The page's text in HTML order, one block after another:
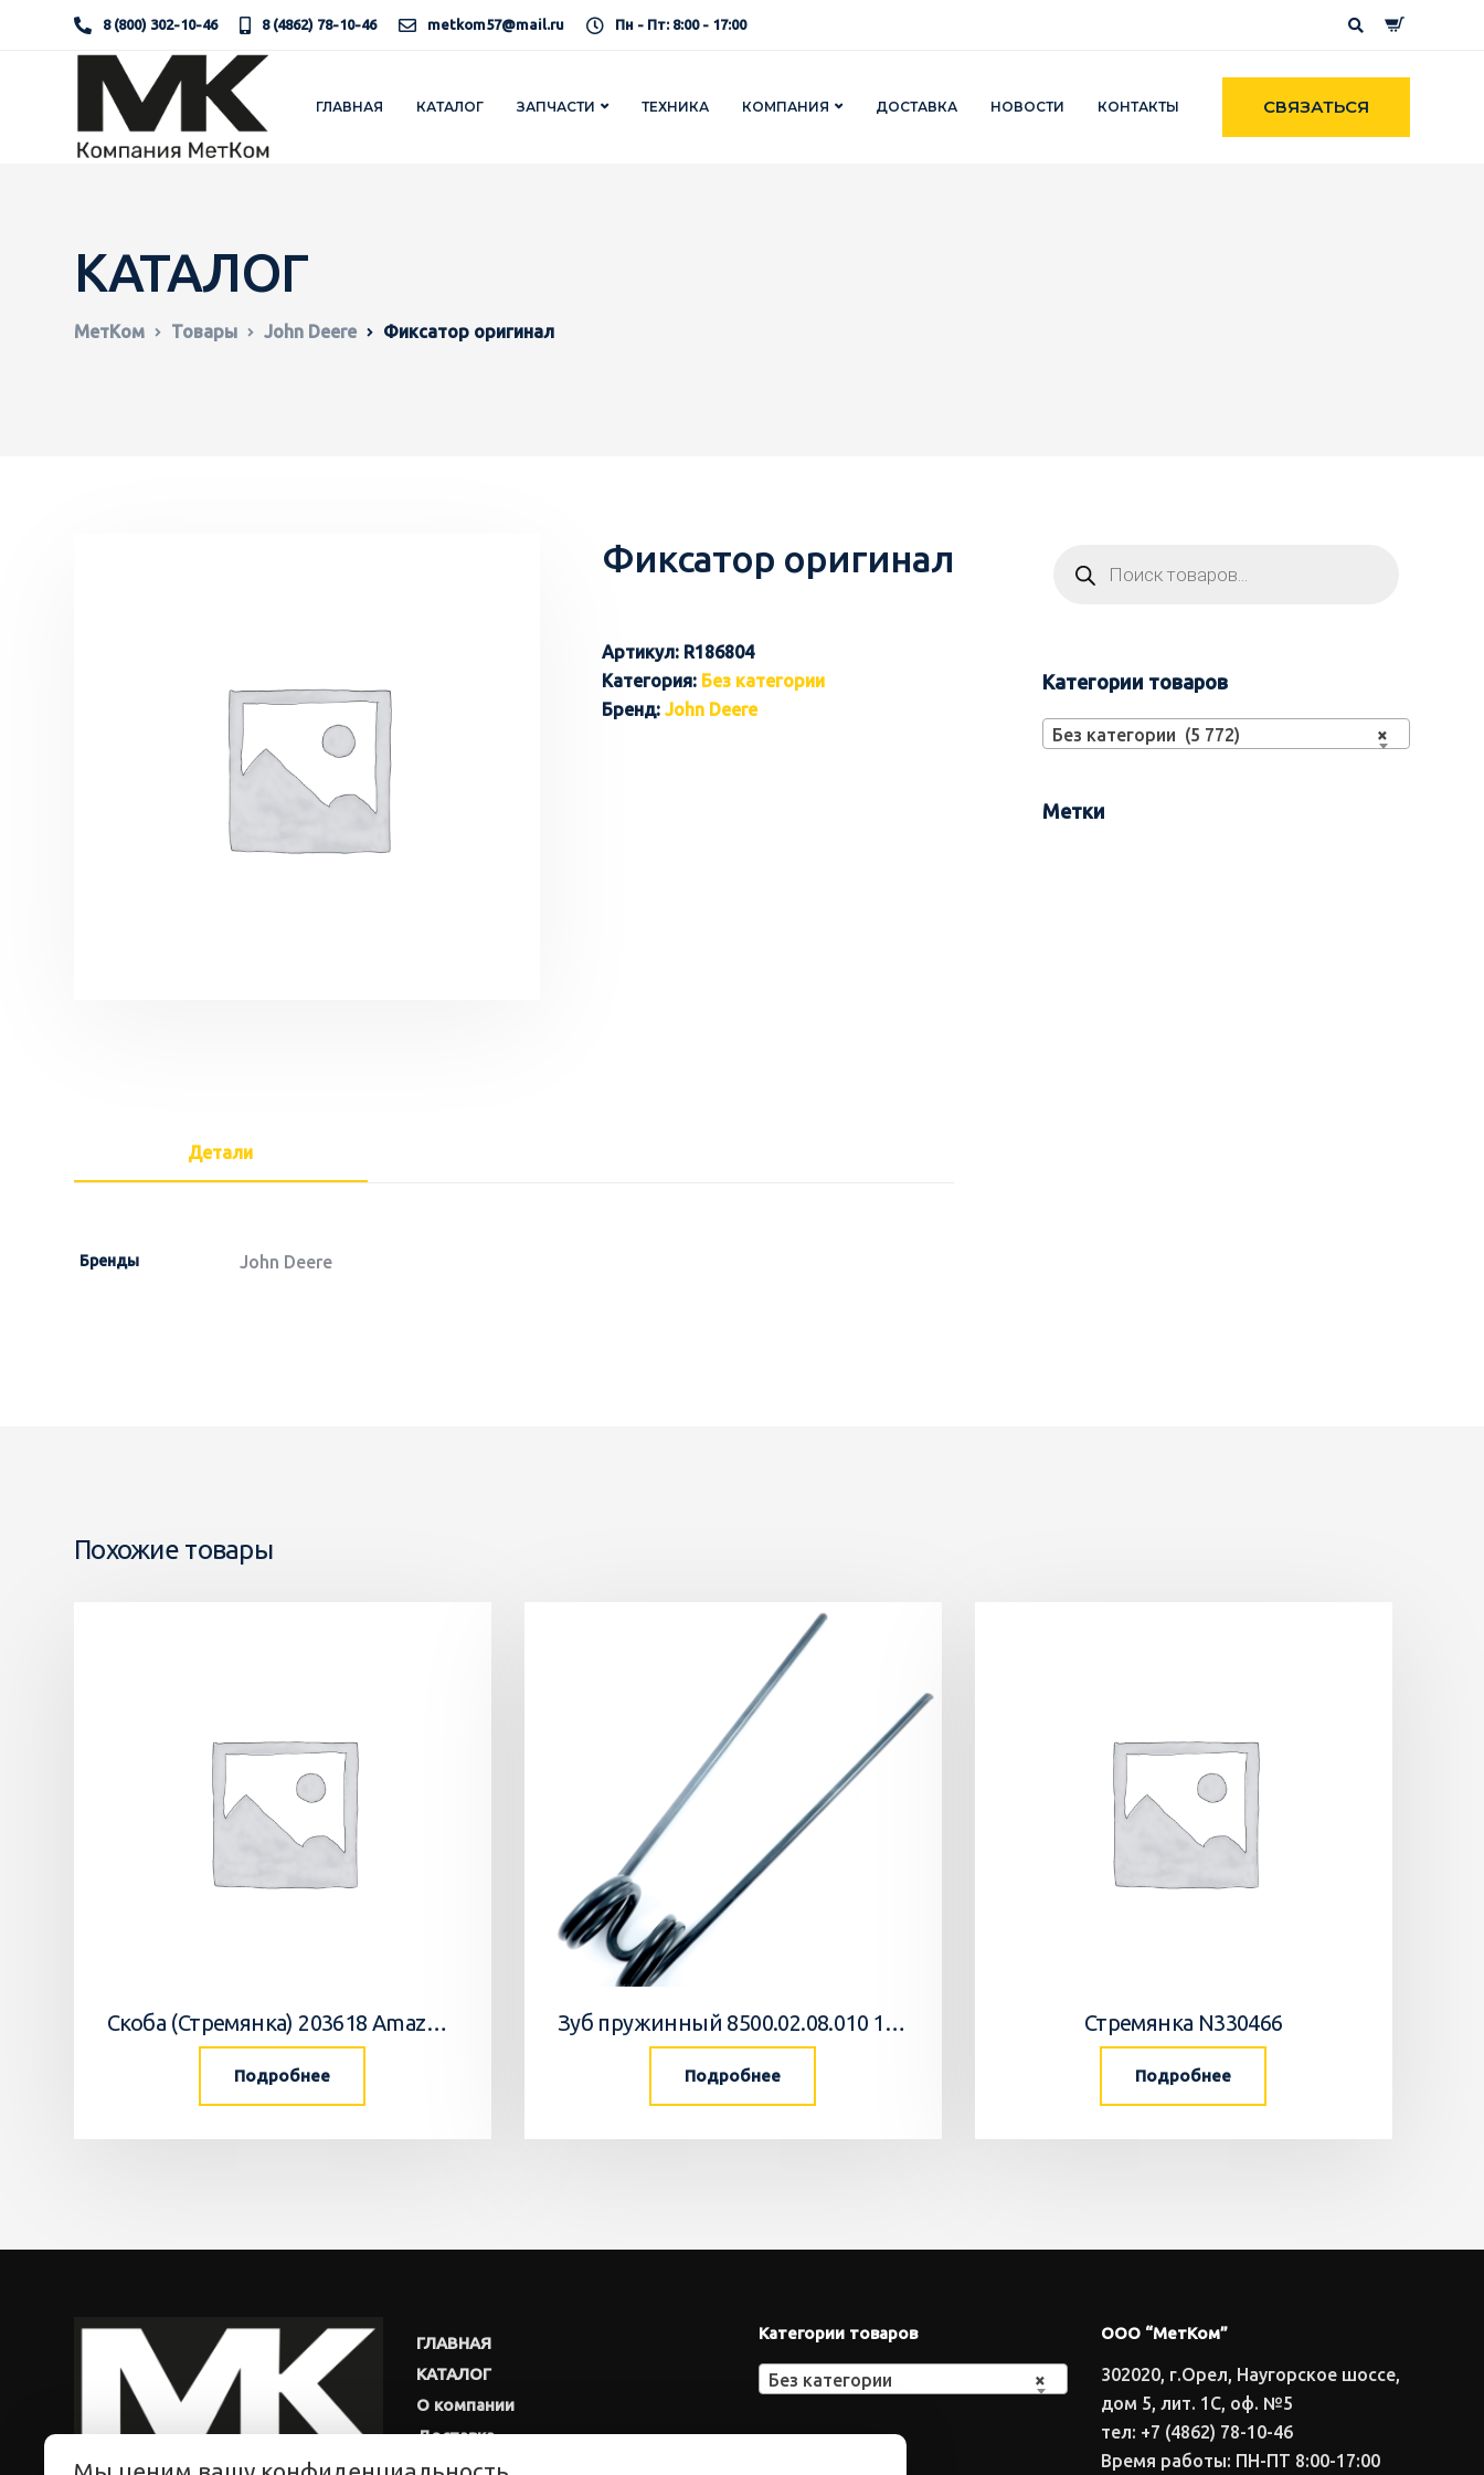
8 (800) 302-10-46 8 (4862) 78-10-46 metkom57@mail.ru Пн - Пт: 8:00 - 17:00
ГЛАВНАЯ КАТАЛОГ ЗАПЧАСТИ ТЕХНИКА КОМПАНИЯ ДОСТАВКА НОВОСТИ КОНТАКТЫ СВЯЗАТЬСЯ
КАТАЛОГ
МетКом Товары John Deere Фиксатор оригинал
Фиксатор оригинал
Артикул: R186804
Категория: Без категории
Бренд: John Deere
Детали
Бренды John Deere
Категории товаров
×
Без категории (5 772)
Метки
Похожие товары
Скоба (Стремянка) 203618 Amazone
Подробнее
Зуб пружинный 8500.02.08.010 10 Агромастер
Подробнее
Стремянка N330466
Подробнее
ГЛАВНАЯ
КАТАЛОГ
О компании
Доставка
Новости
Категории товаров
×
Без категории
ООО “МетКом”
302020, г.Орел, Наугорское шоссе,
дом 5, лит. 1С, оф. №5
тел: +7 (4862) 78-10-46
Время работы: ПН-ПТ 8:00-17:00